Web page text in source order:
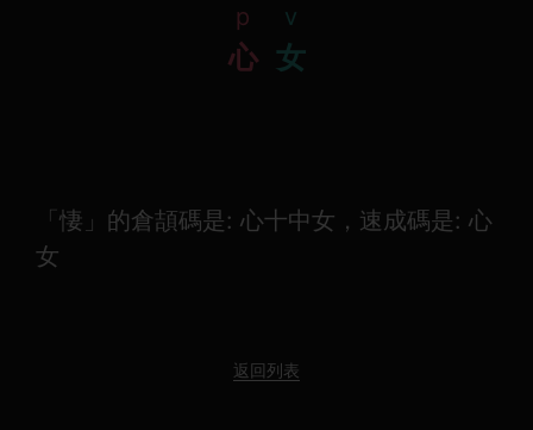
p
心
v
女
「悽」的倉頡碼是: 心十中女，速成碼是: 心
女
返回列表